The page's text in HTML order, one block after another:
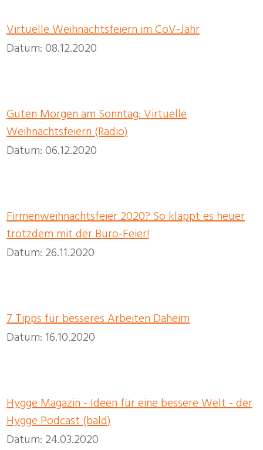
Virtuelle Weihnachtsfeiern im CoV-Jahr
Datum: 08.12.2020
Guten Morgen am Sonntag: Virtuelle
Weihnachtsfeiern (Radio)
Datum: 06.12.2020
Firmenweihnachtsfeier 2020? So klappt es heuer
trotzdem mit der Büro-Feier!
Datum: 26.11.2020
7 Tipps für besseres Arbeiten Daheim
Datum: 16.10.2020
Hygge Magazin - Ideen für eine bessere Welt - der
Hygge Podcast (bald)
Datum: 24.03.2020